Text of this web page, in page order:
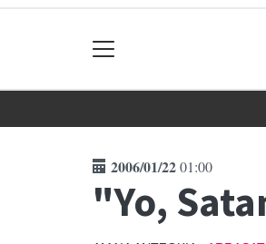
2006/01/2201:00
"Yo,